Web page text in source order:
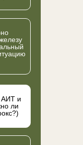
АИТ и
ли